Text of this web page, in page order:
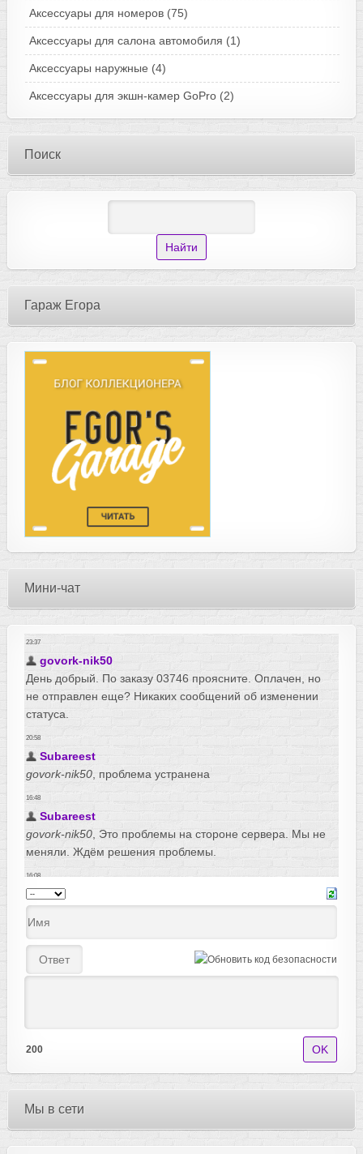
Аксессуары для номеров (75)
Аксессуары для салона автомобиля (1)
Аксессуары наружные (4)
Аксессуары для экшн-камер GoPro (2)
Поиск
Гараж Егора
Мини-чат
200
Мы в сети